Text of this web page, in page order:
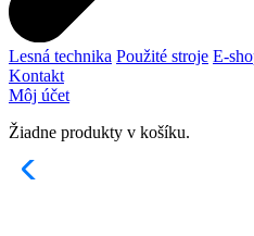
Lesná technika Použité stroje E-
Kontakt
Môj účet
Žiadne produkty v košíku.